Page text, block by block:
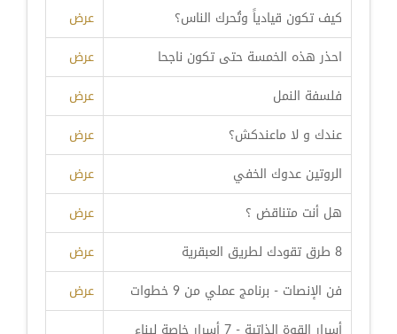
كيف تكون قيادياً وتُحرك الناس؟
عرض
احذر هذه الخمسة حتى تكون ناجحا
عرض
فلسفة النمل
عرض
عندك و لا ماعندكش؟
عرض
الروتين عدوك الخفي
عرض
هل أنت متناقض ؟
عرض
8 طرق تقودك لطريق العبقرية
عرض
فن الإنصات - برنامج عملي من 9 خطوات
عرض